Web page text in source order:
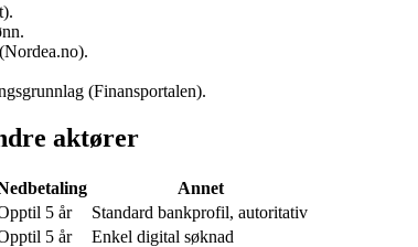
(Finansportalen).
aktører
Annet
5 år
Standard bankprofil, autoritativ
5 år
Enkel digital søknad